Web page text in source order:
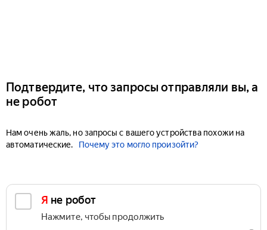
Подтвердите, что запросы отправляли вы, а
не робот
Нам очень жаль, но запросы с вашего устройства похожи на
автоматические.
Почему это могло произойти?
Я не робот
Нажмите, чтобы продолжить